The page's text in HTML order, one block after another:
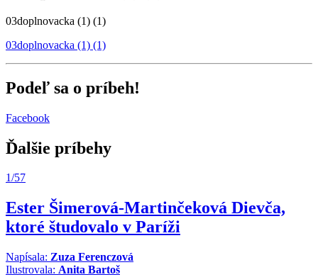
03doplnovacka (1) (1)
03doplnovacka (1) (1)
Podeľ sa o príbeh!
Facebook
Ďalšie príbehy
1/57
Ester Šimerová-Martinčeková Dievča,
ktoré študovalo v Paríži
Napísala: Zuza Ferenczová
Ilustrovala: Anita Bartoš